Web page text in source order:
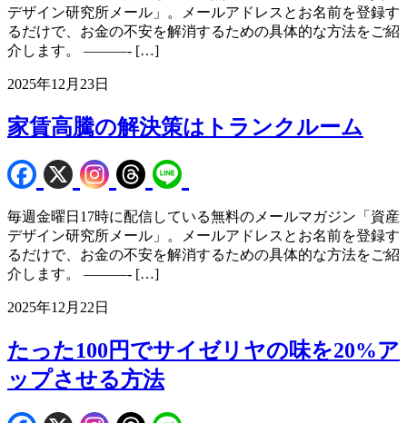
デザイン研究所メール」。メールアドレスとお名前を登録す
るだけで、お金の不安を解消するための具体的な方法をご紹
介します。 ———- […]
2025年12月23日
家賃高騰の解決策はトランクルーム
毎週金曜日17時に配信している無料のメールマガジン「資産
デザイン研究所メール」。メールアドレスとお名前を登録す
るだけで、お金の不安を解消するための具体的な方法をご紹
介します。 ———- […]
2025年12月22日
たった100円でサイゼリヤの味を20%ア
ップさせる方法